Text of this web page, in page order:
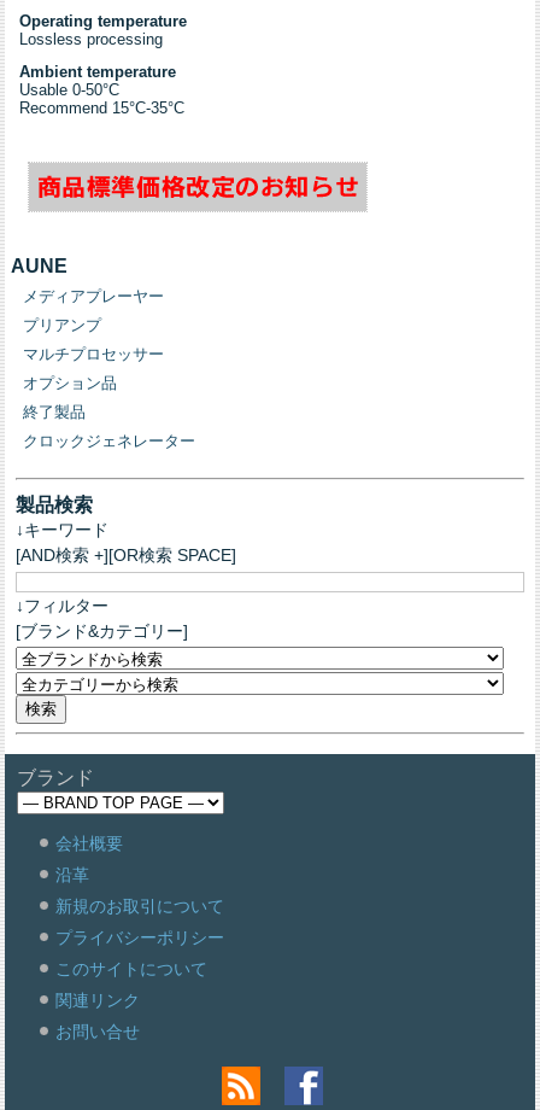
Operating temperature
Lossless processing
Ambient temperature
Usable 0-50°C
Recommend 15°C-35°C
AUNE
メディアプレーヤー
プリアンプ
マルチプロセッサー
オプション品
終了製品
クロックジェネレーター
製品検索
↓キーワード
[AND検索 +][OR検索 SPACE]
↓フィルター
[ブランド&カテゴリー]
ブランド
会社概要
沿革
新規のお取引について
プライバシーポリシー
このサイトについて
関連リンク
お問い合せ